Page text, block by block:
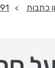
כתבות